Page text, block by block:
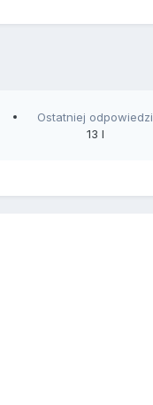
Ostatniej odpowiedzi
13 l